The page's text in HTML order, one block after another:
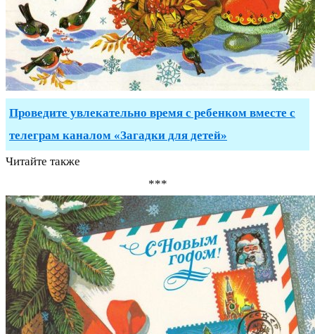
Проведите увлекательно время с ребенком вместе с
телеграм каналом «Загадки для детей»
Читайте также
***